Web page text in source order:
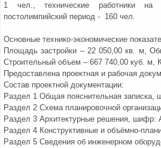
1 чел., технические работники на
постолимпийский период - 160 чел.
Основные технико-экономические
Площадь застройки – 22 050,00 кв. м,
Строительный объем – 667 740,00 куб. м,
Предоставлена проектная и рабочая
Состав проектной документации:
Раздел 1 Общая пояснительная записка,
Раздел 2 Схема планировочной
Раздел 3 Архитектурные решения, шифр:
Раздел 4 Конструктивные и объёмно-
Раздел 5 Сведения об инженерном